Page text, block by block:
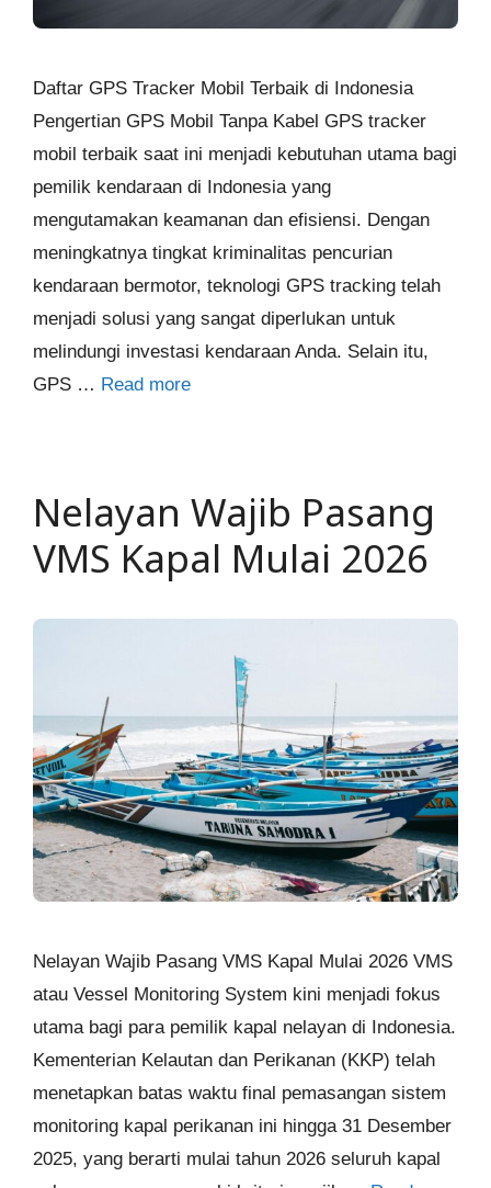
Daftar GPS Tracker Mobil Terbaik di Indonesia
Pengertian GPS Mobil Tanpa Kabel GPS tracker
mobil terbaik saat ini menjadi kebutuhan utama bagi
pemilik kendaraan di Indonesia yang
mengutamakan keamanan dan efisiensi. Dengan
meningkatnya tingkat kriminalitas pencurian
kendaraan bermotor, teknologi GPS tracking telah
menjadi solusi yang sangat diperlukan untuk
melindungi investasi kendaraan Anda. Selain itu,
GPS … Read more
Nelayan Wajib Pasang
VMS Kapal Mulai 2026
Nelayan Wajib Pasang VMS Kapal Mulai 2026 VMS
atau Vessel Monitoring System kini menjadi fokus
utama bagi para pemilik kapal nelayan di Indonesia.
Kementerian Kelautan dan Perikanan (KKP) telah
menetapkan batas waktu final pemasangan sistem
monitoring kapal perikanan ini hingga 31 Desember
2025, yang berarti mulai tahun 2026 seluruh kapal